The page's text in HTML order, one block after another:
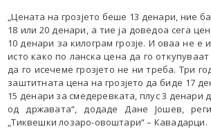
„Цената на грозјето беше 13 денари, ние
18 или 20 денари, а тие ја доведоа сега
10 денари за килограм грозје. И оваа не е
исто како по ланска цена да го
да го исечеме грозјето не ни треба. Три
заштитната цена на грозјето да биде 17
15 денари за смедеревката, плус 3 денари
од државата“, додаде Дане Јошев,
„Тиквешки лозаро-овоштари“ – Кавадарци.